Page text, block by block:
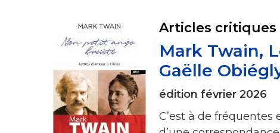
Articles critiques
Mark Twain,
Gaëlle
édition février 2026
C’est à de